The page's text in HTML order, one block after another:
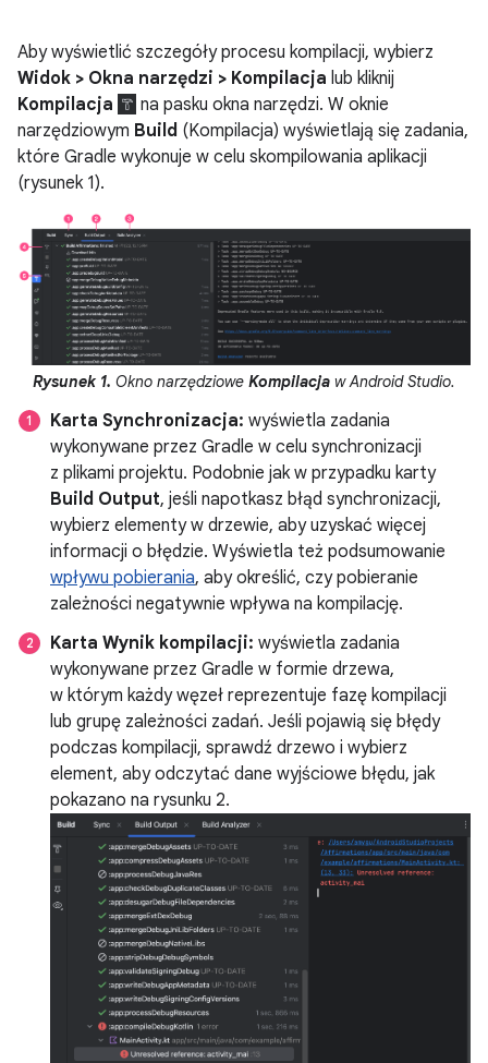
Aby wyświetlić szczegóły procesu kompilacji, wybierz
Widok > Okna narzędzi > Kompilacja lub kliknij
Kompilacja
na pasku okna narzędzi. W oknie
narzędziowym Build (Kompilacja) wyświetlają się zadania,
które Gradle wykonuje w celu skompilowania aplikacji
(rysunek 1).
Rysunek 1. Okno narzędziowe Kompilacja w Android Studio.
Karta Synchronizacja: wyświetla zadania
wykonywane przez Gradle w celu synchronizacji
z plikami projektu. Podobnie jak w przypadku karty
Build Output, jeśli napotkasz błąd synchronizacji,
wybierz elementy w drzewie, aby uzyskać więcej
informacji o błędzie. Wyświetla też podsumowanie
wpływu pobierania, aby określić, czy pobieranie
zależności negatywnie wpływa na kompilację.
Karta Wynik kompilacji: wyświetla zadania
wykonywane przez Gradle w formie drzewa,
w którym każdy węzeł reprezentuje fazę kompilacji
lub grupę zależności zadań. Jeśli pojawią się błędy
podczas kompilacji, sprawdź drzewo i wybierz
element, aby odczytać dane wyjściowe błędu, jak
pokazano na rysunku 2.